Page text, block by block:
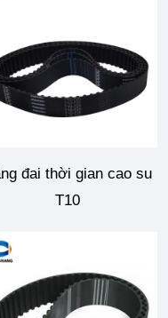
đai thời gian cao su
T10